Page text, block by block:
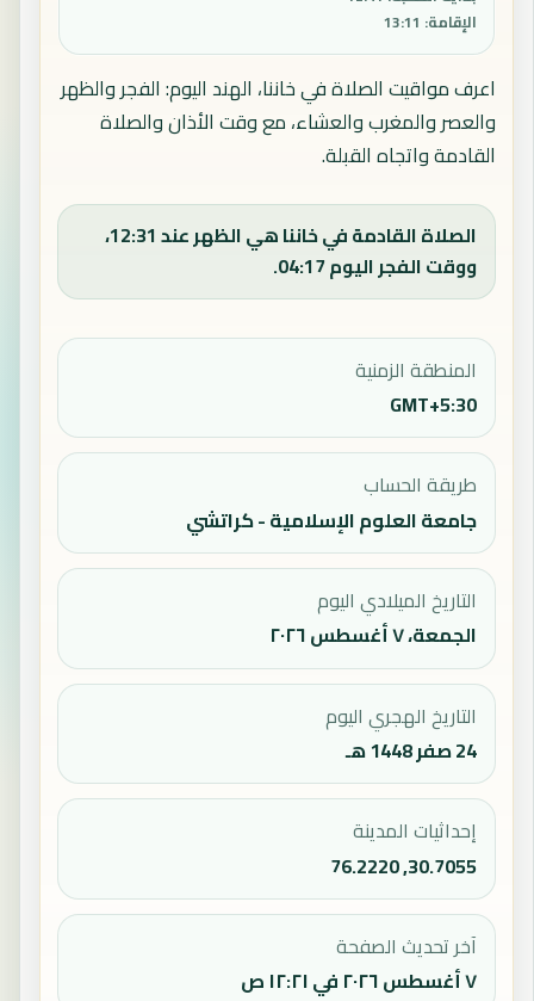
الإقامة:
13:11
اعرف مواقيت الصلاة في خاننا، الهند اليوم: الفجر والظهر
والعصر والمغرب والعشاء، مع وقت الأذان والصلاة
القادمة واتجاه القبلة.
الصلاة القادمة في خاننا هي الظهر عند 12:31،
ووقت الفجر اليوم 04:17.
المنطقة الزمنية
GMT+5:30
طريقة الحساب
جامعة العلوم الإسلامية - كراتشي
التاريخ الميلادي اليوم
الجمعة، ٧ أغسطس ٢٠٢٦
التاريخ الهجري اليوم
24 صفر 1448 هـ
إحداثيات المدينة
30.7055, 76.2220
آخر تحديث الصفحة
٧ أغسطس ٢٠٢٦ في ١٢:٢١ ص